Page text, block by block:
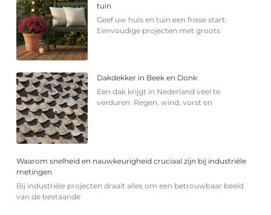
tuin
Geef uw huis en tuin een frisse start:
Eenvoudige projecten met groots
Dakdekker in Beek en Donk
Een dak krijgt in Nederland veel te
verduren. Regen, wind, vorst en
Waarom snelheid en nauwkeurigheid cruciaal zijn bij industriële
metingen
Bij industriële projecten draait alles om een betrouwbaar beeld
van de bestaande